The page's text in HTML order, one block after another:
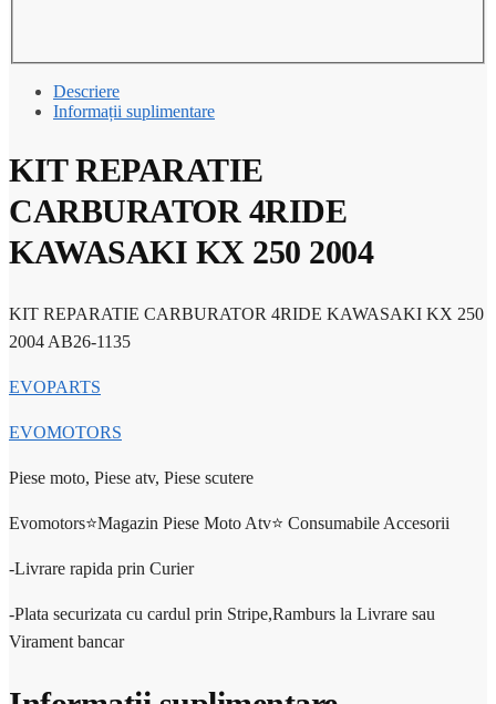
Descriere
Informații suplimentare
KIT REPARATIE
CARBURATOR 4RIDE
KAWASAKI KX 250 2004
KIT REPARATIE CARBURATOR 4RIDE KAWASAKI KX 250
2004 AB26-1135
EVOPARTS
EVOMOTORS
Piese moto, Piese atv, Piese scutere
Evomotors⭐️Magazin Piese Moto Atv⭐️ Consumabile Accesorii
-Livrare rapida prin Curier
-Plata securizata cu cardul prin Stripe,Ramburs la Livrare sau
Virament bancar